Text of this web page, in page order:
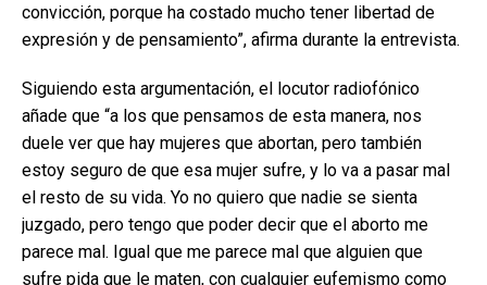
convicción, porque ha costado mucho tener libertad de
expresión y de pensamiento”, afirma durante la entrevista.
Siguiendo esta argumentación, el locutor radiofónico
añade que “a los que pensamos de esta manera, nos
duele ver que hay mujeres que abortan, pero también
estoy seguro de que esa mujer sufre, y lo va a pasar mal
el resto de su vida. Yo no quiero que nadie se sienta
juzgado, pero tengo que poder decir que el aborto me
parece mal. Igual que me parece mal que alguien que
sufre pida que le maten, con cualquier eufemismo como